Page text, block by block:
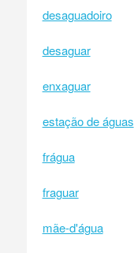
desaguadoiro
desaguar
enxaguar
estação de águas
frágua
fraguar
mãe-d'água